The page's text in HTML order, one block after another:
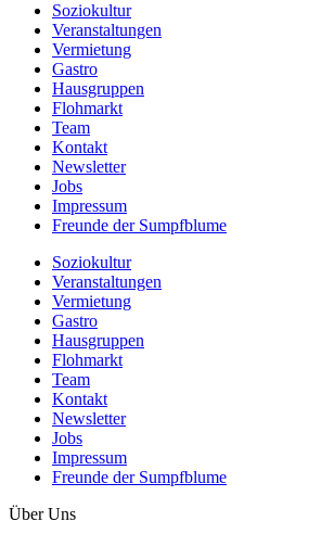
Soziokultur
Veranstaltungen
Vermietung
Gastro
Hausgruppen
Flohmarkt
Team
Kontakt
Newsletter
Jobs
Impressum
Freunde der Sumpfblume
Soziokultur
Veranstaltungen
Vermietung
Gastro
Hausgruppen
Flohmarkt
Team
Kontakt
Newsletter
Jobs
Impressum
Freunde der Sumpfblume
Über Uns